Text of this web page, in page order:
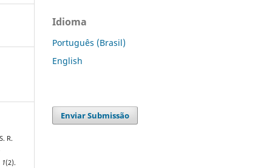
R.
1(2).
Idioma
Português (Brasil)
English
Enviar Submissão